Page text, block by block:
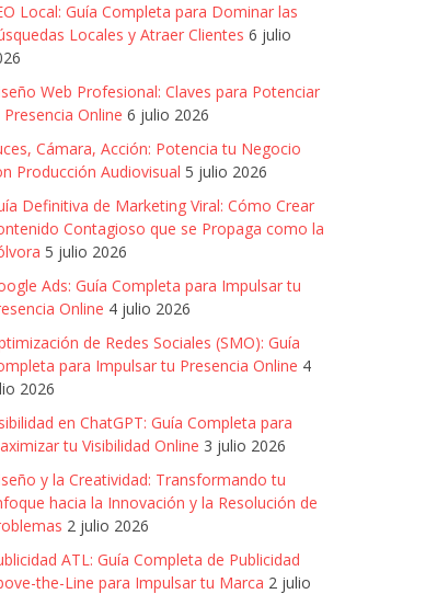
Local: Guía Completa para Dominar las
Locales y Atraer Clientes 6 julio
Web Profesional: Claves para Potenciar
Online 6 julio 2026
Cámara, Acción: Potencia tu Negocio
Producción Audiovisual 5 julio 2026
Definitiva de Marketing Viral: Cómo Crear
Contagioso que se Propaga como la
5 julio 2026
Ads: Guía Completa para Impulsar tu
Online 4 julio 2026
de Redes Sociales (SMO): Guía
para Impulsar tu Presencia Online 4
2026
en ChatGPT: Guía Completa para
tu Visibilidad Online 3 julio 2026
y la Creatividad: Transformando tu
hacia la Innovación y la Resolución de
2 julio 2026
ATL: Guía Completa de Publicidad
the-Line para Impulsar tu Marca 2 julio